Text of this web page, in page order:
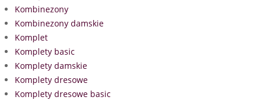
Kombinezony
Kombinezony damskie
Komplet
Komplety basic
Komplety damskie
Komplety dresowe
Komplety dresowe basic